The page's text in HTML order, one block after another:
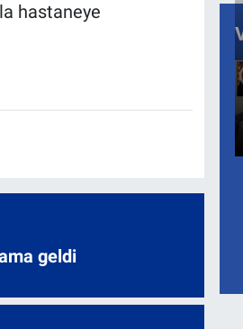
hastaneye
geldi